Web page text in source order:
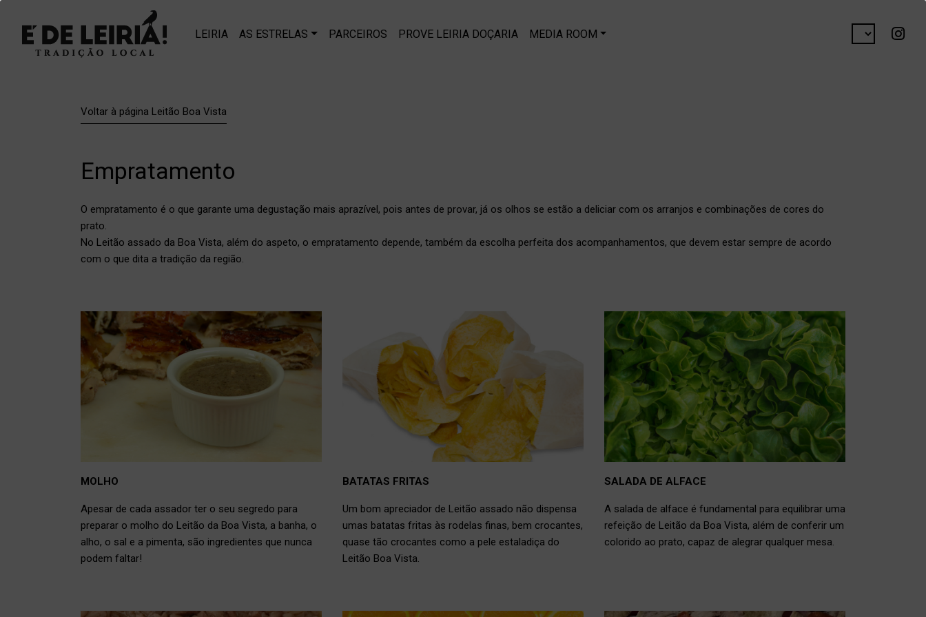
LEIRIA AS ESTRELAS PARCEIROS PROVE LEIRIA DOÇARIA MEDIA ROOM
Voltar à página Leitão Boa Vista
Empratamento
O empratamento é o que garante uma degustação mais aprazível, pois antes de provar, já os olhos se estão a deliciar com os arranjos e combinações de cores do
prato.
No Leitão assado da Boa Vista, além do aspeto, o empratamento depende, também da escolha perfeita dos acompanhamentos, que devem estar sempre de acordo
com o que dita a tradição da região.
MOLHO
Apesar de cada assador ter o seu segredo para
preparar o molho do Leitão da Boa Vista, a banha, o
alho, o sal e a pimenta, são ingredientes que nunca
podem faltar!
BATATAS FRITAS
Um bom apreciador de Leitão assado não dispensa
umas batatas fritas às rodelas finas, bem crocantes,
quase tão crocantes como a pele estaladiça do
Leitão Boa Vista.
SALADA DE ALFACE
A salada de alface é fundamental para equilibrar uma
refeição de Leitão da Boa Vista, além de conferir um
colorido ao prato, capaz de alegrar qualquer mesa.